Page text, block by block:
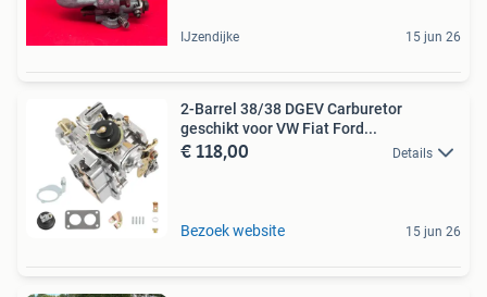
IJzendijke 15 jun 26
2-Barrel 38/38 DGEV Carburetor
geschikt voor VW Fiat Ford...
€ 118,00 Details
Bezoek website 15 jun 26